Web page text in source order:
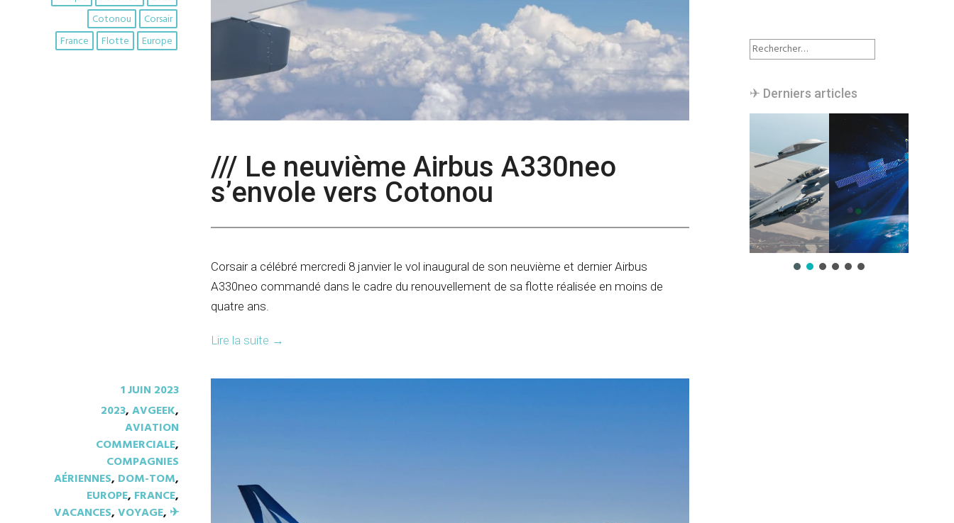
Corsair
Cotonou
Europe
Flotte
France
/// Le neuvième Airbus A330neo
s’envole vers Cotonou
Corsair a célébré mercredi 8 janvier le vol inaugural de son neuvième et dernier Airbus
A330neo commandé dans le cadre du renouvellement de sa flotte réalisée en moins de
quatre ans.
Lire la suite →
1 JUIN 2023
2023,AVGEEK,
AVIATION
COMMERCIALE,
COMPAGNIES
AÉRIENNES, DOM-TOM,
EUROPE, FRANCE,
VACANCES,VOYAGE, ✈︎
Rechercher :
✈︎ Derniers articles